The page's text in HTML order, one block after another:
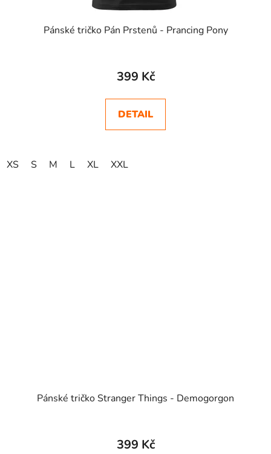
Pánské tričko Pán Prstenů - Prancing Pony
399 Kč
DETAIL
XS S M L XL XXL
Pánské tričko Stranger Things - Demogorgon
hodnocení
399 Kč